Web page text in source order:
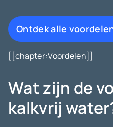
Ontdek alle
[[chapter:Voordelen]]
Wat zijn de
kalkvrij